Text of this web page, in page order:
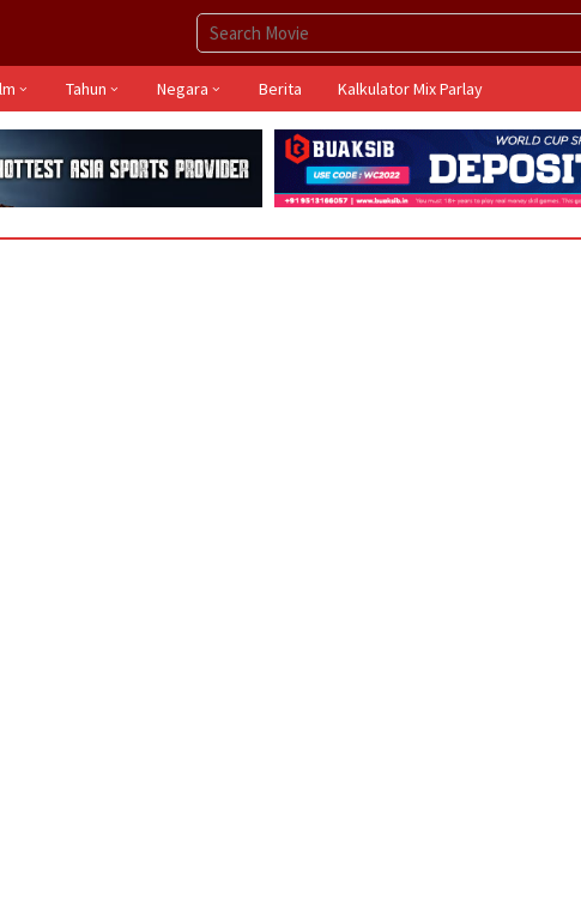
Tahun Negara Berita Kalkulator Mix Parlay